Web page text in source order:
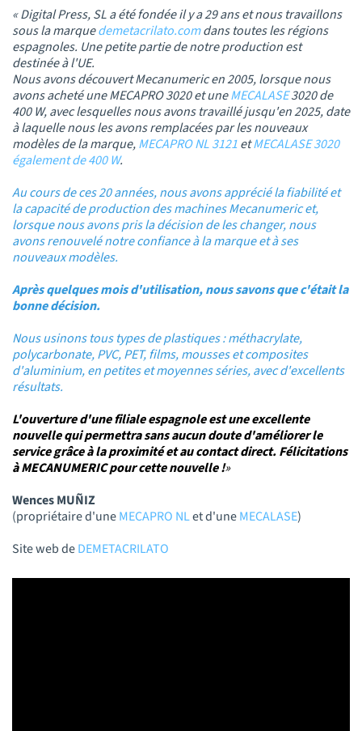
« Digital Press, SL a été fondée il y a 29 ans et nous travaillons
sous la marquedemetacrilato.comdans toutes les régions
espagnoles. Une petite partie de notre production est
destinée à l'UE.
Nous avons découvert Mecanumeric en 2005, lorsque nous
avons acheté une MECAPRO 3020 et uneMECALASE3020 de
400 W, avec lesquelles nous avons travaillé jusqu'en 2025, date
à laquelle nous les avons remplacées par les nouveaux
modèles de la marque,MECAPRO NL 3121etMECALASE 3020
également de 400 W.
Au cours de ces 20 années, nous avons apprécié la fiabilité et
la capacité de production des machines Mecanumeric et,
lorsque nous avons pris la décision de les changer, nous
avons renouvelé notre confiance à la marque et à ses
nouveaux modèles.
Après quelques mois d'utilisation, nous savons que c'était la
bonne décision.
Nous usinons tous types de plastiques : méthacrylate,
polycarbonate, PVC, PET, films, mousses et composites
d'aluminium, en petites et moyennes séries, avec d'excellents
résultats.
L'ouverture d'une filiale espagnole est une excellente
nouvelle qui permettra sans aucun doute d'améliorer le
service grâce à la proximité et au contact direct. Félicitations
à MECANUMERIC pour cette nouvelle !»
Wences MUÑIZ
(propriétaire d'uneMECAPRO NLet d'uneMECALASE)
Site web deDEMETACRILATO